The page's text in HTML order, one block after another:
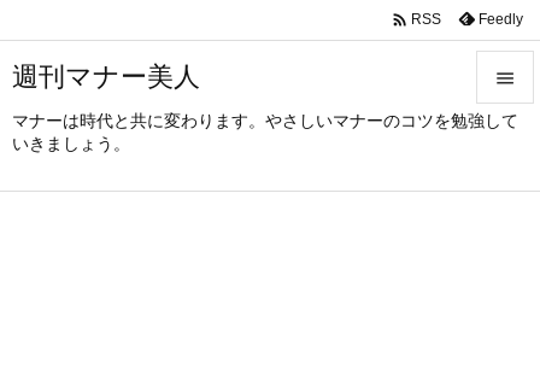
週刊マナー美人
マナーは時代と共に変わります。やさしいマナーのコツを勉強して
いきましょう。



 RSS Feedly